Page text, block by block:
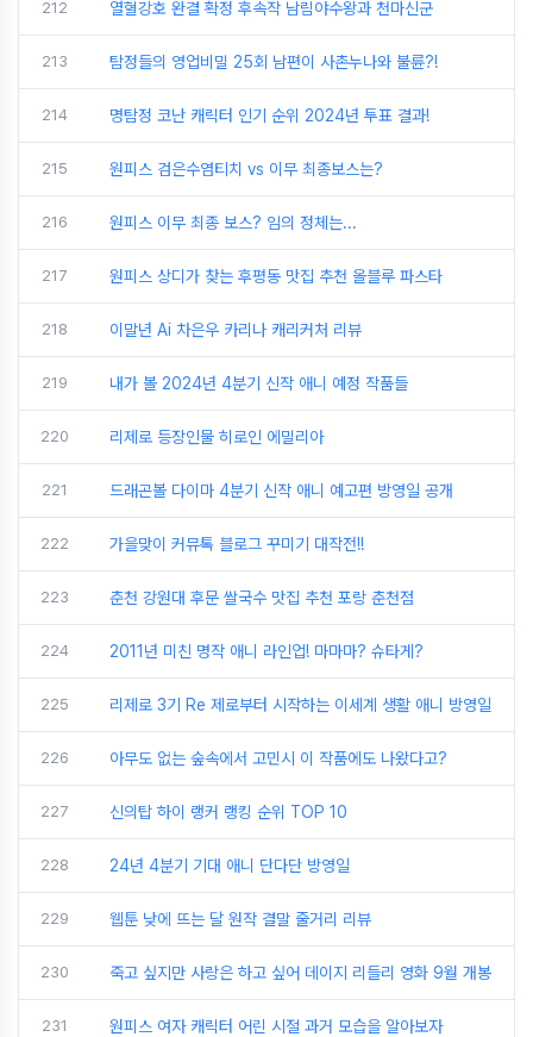
212 열혈강호 완결 확정 후속작 남림야수왕과 천마신군
213 탐정들의 영업비밀 25회 남편이 사촌누나와 불륜?!
214 명탐정 코난 캐릭터 인기 순위 2024년 투표 결과!
215 원피스 검은수염티치 vs 이무 최종보스는?
216 원피스 이무 최종 보스? 임의 정체는...
217 원피스 상디가 찾는 후평동 맛집 추천 올블루 파스타
218 이말년 Ai 차은우 카리나 캐리커처 리뷰
219 내가 볼 2024년 4분기 신작 애니 예정 작품들
220 리제로 등장인물 히로인 에밀리아
221 드래곤볼 다이마 4분기 신작 애니 예고편 방영일 공개
222 가을맞이 커뮤톡 블로그 꾸미기 대작전!!
223 춘천 강원대 후문 쌀국수 맛집 추천 포랑 춘천점
224 2011년 미친 명작 애니 라인업! 마마마? 슈타게?
225 리제로 3기 Re 제로부터 시작하는 이세계 생활 애니 방영일
226 아무도 없는 숲속에서 고민시 이 작품에도 나왔다고?
227 신의탑 하이 랭커 랭킹 순위 TOP 10
228 24년 4분기 기대 애니 단다단 방영일
229 웹툰 낮에 뜨는 달 원작 결말 줄거리 리뷰
230 죽고 싶지만 사랑은 하고 싶어 데이지 리들리 영화 9월 개봉
231 원피스 여자 캐릭터 어린 시절 과거 모습을 알아보자